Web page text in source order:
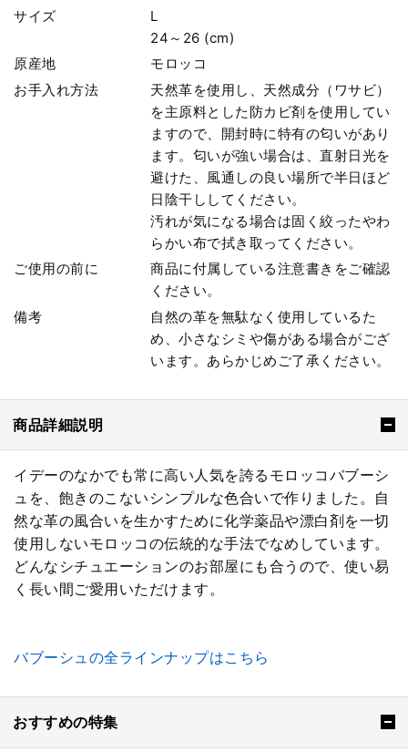
サイズ
L
24～26 (cm)
原産地
モロッコ
お手入れ方法
天然革を使用し、天然成分（ワサビ）
を主原料とした防カビ剤を使用してい
ますので、開封時に特有の匂いがあり
ます。匂いが強い場合は、直射日光を
避けた、風通しの良い場所で半日ほど
日陰干ししてください。
汚れが気になる場合は固く絞ったやわ
らかい布で拭き取ってください。
ご使用の前に
商品に付属している注意書きをご確認
ください。
備考
自然の革を無駄なく使用しているた
め、小さなシミや傷がある場合がござ
います。あらかじめご了承ください。
商品詳細説明
イデーのなかでも常に高い人気を誇るモロッコバブーシ
ュを、飽きのこないシンプルな色合いで作りました。自
然な革の風合いを生かすために化学薬品や漂白剤を一切
使用しないモロッコの伝統的な手法でなめしています。
どんなシチュエーションのお部屋にも合うので、使い易
く長い間ご愛用いただけます。
バブーシュの全ラインナップはこちら
おすすめの特集